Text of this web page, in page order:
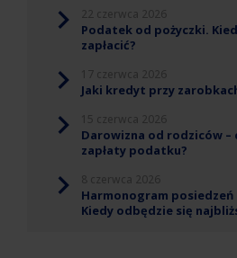
Podatek od pożyczki.
zapłacić?
Jaki kredyt przy
Darowizna od rodziców –
zapłaty podatku?
Harmonogram posiedzeń
Kiedy odbędzie się